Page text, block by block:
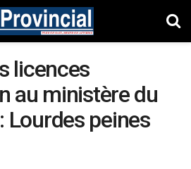
licences
au ministère du
peines